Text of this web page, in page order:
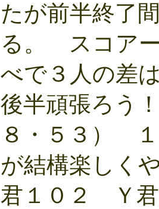
たが前半終了
る。 スコア
べで３人の差
後半頑張ろう
８・５３）
が結構楽しく
君１０２ Ｙ